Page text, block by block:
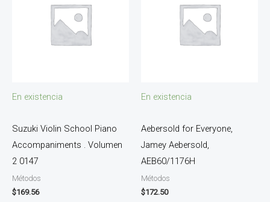
En existencia
Suzuki Violin School Piano
Accompaniments . Volumen
2 0147
Métodos
$169.56
En existencia
Aebersold for Everyone,
Jamey Aebersold,
AEB60/1176H
Métodos
$172.50